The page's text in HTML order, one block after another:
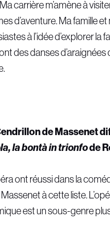
carrière m’amène à
d’aventure. Ma famille
à l’idée d’explorer la
des danses
de Massenet
la bontà in trionfode
ont réussi dans la
à cette liste.
est un sous-genre